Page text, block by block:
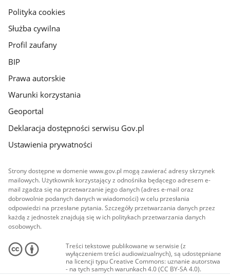
gov.pl
Polityka cookies
Służba cywilna
Profil zaufany
BIP
Prawa autorskie
Warunki korzystania
Geoportal
Deklaracja dostępności serwisu Gov.pl
Ustawienia prywatności
Strony dostępne w domenie www.gov.pl mogą zawierać adresy skrzynek
mailowych. Użytkownik korzystający z odnośnika będącego adresem e-
mail zgadza się na przetwarzanie jego danych (adres e-mail oraz
dobrowolnie podanych danych w wiadomości) w celu przesłania
odpowiedzi na przesłane pytania. Szczegóły przetwarzania danych przez
każdą z jednostek znajdują się w ich politykach przetwarzania danych
osobowych.
Treści tekstowe publikowane w serwisie (z
wyłączeniem treści audiowizualnych), są udostępniane
na licencji typu Creative Commons: uznanie autorstwa
- na tych samych warunkach 4.0 (CC BY-SA 4.0).